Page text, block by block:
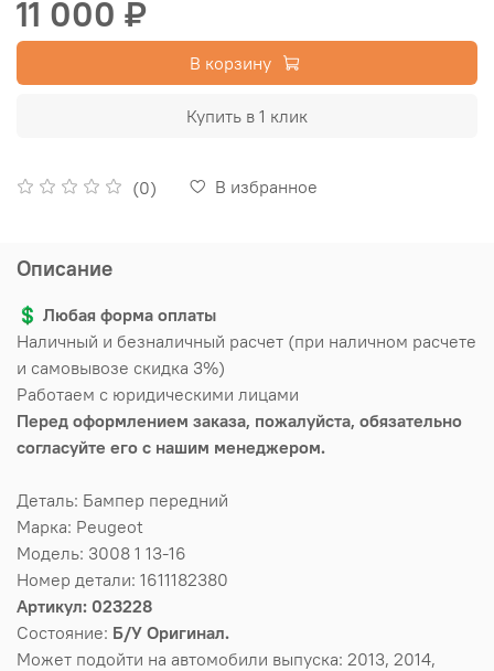
(0) В избранное
11 000 ₽
В корзину
Купить в 1 клик
Описание
💲 Любая форма оплаты
Наличный и безналичный расчет (при наличном расчете
и самовывозе скидка 3%)
Работаем с юридическими лицами
Перед оформлением заказа, пожалуйста, обязательно
согласуйте его с нашим менеджером.
Деталь: Бампер передний
Марка: Peugeot
Модель: 3008 1 13-16
Номер детали: 1611182380
Артикул: 023228
Состояние: Б/У Оригинал.
Может подойти на автомобили выпуска: 2013, 2014,